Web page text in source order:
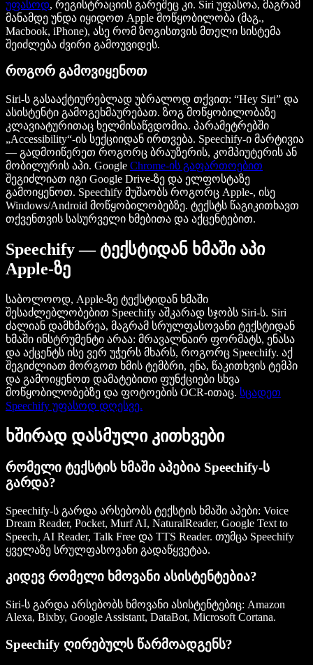
უფასოდ, რეგისტრაციის გარეშეც კი. Siri უფასოა, მაგრამ
მანამდე უნდა იყიდოთ Apple მოწყობილობა (მაგ.,
Macbook, iPhone), ასე რომ ზოგისთვის მთელი სისტემა
შეიძლება ძვირი გამოუვიდეს.
როგორ გამოვიყენოთ
Siri-ს გასააქტიურებლად უბრალოდ თქვით: “Hey Siri” და
ასისტენტი გამოგეხმაურებათ. ზოგ მოწყობილობაზე
კლავიატურითაც ხელმისაწვდომია. პარამეტრებში
„Accessibility“-ის სექციიდან ირთვება. Speechify-ი მარტივია
— გადმოიწერეთ როგორც ბრაუზერის, კომპიუტერის ან
მობილურის აპი. Google Chrome-ის გაფართოებით
შეგიძლიათ იგი Google Drive-ზე და ელფოსტაზე
გამოიყენოთ. Speechify მუშაობს როგორც Apple-, ისე
Windows/Android მოწყობილობებზე. ტექსტს წაგიკითხავთ
თქვენთვის სასურველი ხმებითა და აქცენტებით.
Speechify — ტექსტიდან ხმაში აპი
Apple-ზე
საბოლოოდ, Apple-ზე ტექსტიდან ხმაში
შესაძლებლობებით Speechify აშკარად სჯობს Siri-ს. Siri
ძალიან დამხმარეა, მაგრამ სრულფასოვანი ტექსტიდან
ხმაში ინსტრუმენტი არაა: მრავალნაირ ფორმატს, ენასა
და აქცენტს ისე ვერ უჭერს მხარს, როგორც Speechify. აქ
შეგიძლიათ მორგოთ ხმის ტემბრი, ენა, წაკითხვის ტემპი
და გამოიყენოთ დამატებითი ფუნქციები სხვა
მოწყობილობებზე და ფოტოების OCR-ითაც. სცადეთ
Speechify უფასოდ დღესვე.
ხშირად დასმული კითხვები
რომელი ტექსტის ხმაში აპებია Speechify-ს
გარდა?
Speechify-ს გარდა არსებობს ტექსტის ხმაში აპები: Voice
Dream Reader, Pocket, Murf AI, NaturalReader, Google Text to
Speech, AI Reader, Talk Free და TTS Reader. თუმცა Speechify
ყველაზე სრულფასოვანი გადაწყვეტაა.
კიდევ რომელი ხმოვანი ასისტენტებია?
Siri-ს გარდა არსებობს ხმოვანი ასისტენტებიც: Amazon
Alexa, Bixby, Google Assistant, DataBot, Microsoft Cortana.
Speechify ღირებულს წარმოადგენს?